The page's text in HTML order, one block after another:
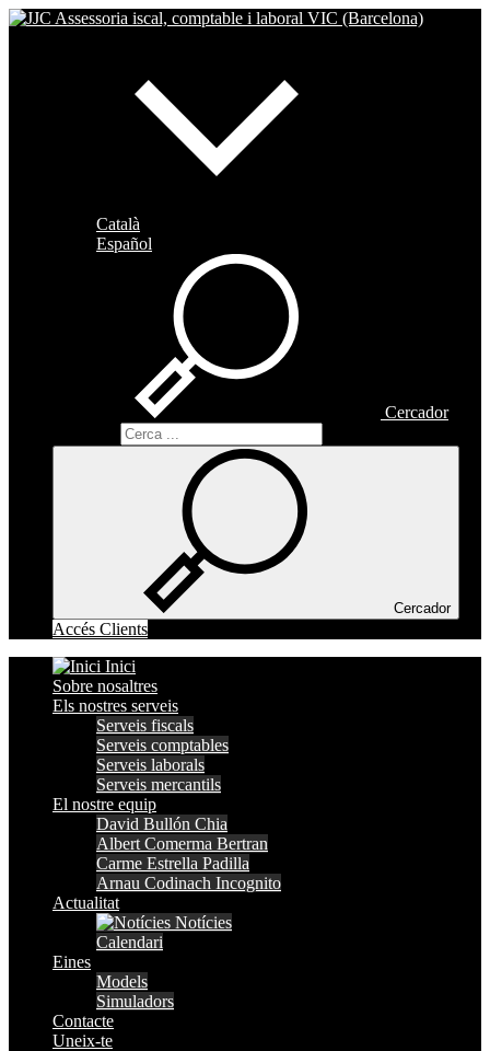
Català
Español
Cercador
Cercador
Accés Clients
Inici
Sobre nosaltres
Els nostres serveis
Serveis fiscals
Serveis comptables
Serveis laborals
Serveis mercantils
El nostre equip
David Bullón Chia
Albert Comerma Bertran
Carme Estrella Padilla
Arnau Codinach Incognito
Actualitat
Notícies
Calendari
Eines
Models
Simuladors
Contacte
Uneix-te